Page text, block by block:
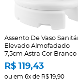
Assento De Vaso
Elevado Almofadado
7,5cm Astra Cor Branco
R$ 119,43
ou em6x de R$ 19,90